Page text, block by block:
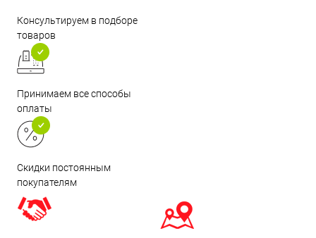
Консультируем в подборе
товаров
Принимаем все способы
оплаты
Скидки постоянным
покупателям